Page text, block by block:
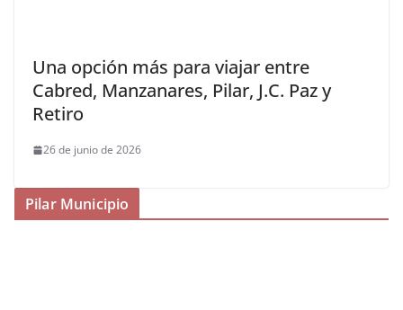
Una opción más para viajar entre
Cabred, Manzanares, Pilar, J.C. Paz y
Retiro
26 de junio de 2026
Pilar Municipio